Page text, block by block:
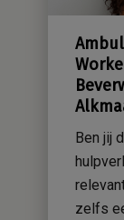
Ben jij
zelfs